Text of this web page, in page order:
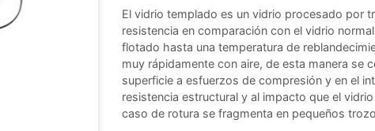
El vidrio templado es un vidrio procesado por
resistencia en comparación con el vidrio
flotado hasta una temperatura de
muy rápidamente con aire, de esta manera se
superficie a esfuerzos de compresión y en el
resistencia estructural y al impacto que el
caso de rotura se fragmenta en pequeños